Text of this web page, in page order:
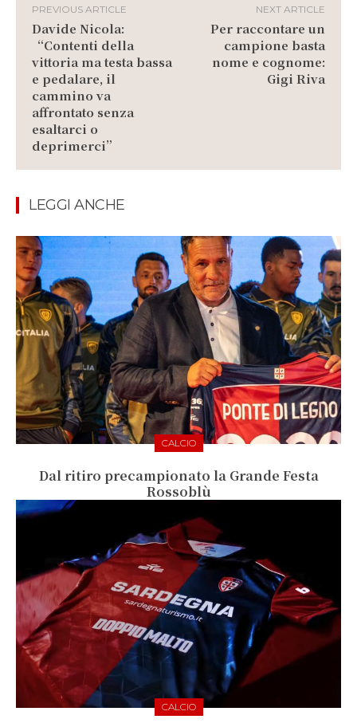
PREVIOUS ARTICLE
Davide Nicola:
“Contenti della
vittoria ma testa bassa
e pedalare, il
cammino va
affrontato senza
esaltarci o
deprimerci”
NEXT ARTICLE
Per raccontare un
campione basta
nome e cognome:
Gigi Riva
LEGGI ANCHE
CALCIO
Dal ritiro precampionato la Grande Festa
Rossoblù
CALCIO